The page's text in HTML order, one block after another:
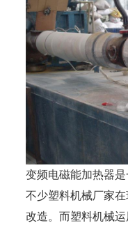
变频电磁能加热器
不少塑料机械厂家
改造。而塑料机械